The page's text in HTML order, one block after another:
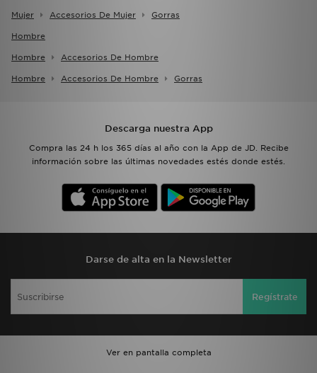
Mujer Accesorios De Mujer Gorras
Hombre
Hombre Accesorios De Hombre
Hombre Accesorios De Hombre Gorras
Descarga nuestra App
Compra las 24 h los 365 días al año con la App de JD. Recibe
información sobre las últimas novedades estés donde estés.
Darse de alta en la Newsletter
Regístrate
Ver en pantalla completa